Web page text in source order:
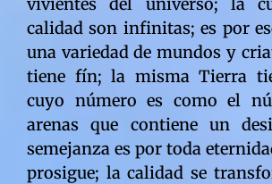
calidad son infinitas; es por
una variedad de mundos y
tiene fín; la misma Tierra
cuyo número es como el
arenas que contiene un
semejanza es por toda
prosigue; la calidad se